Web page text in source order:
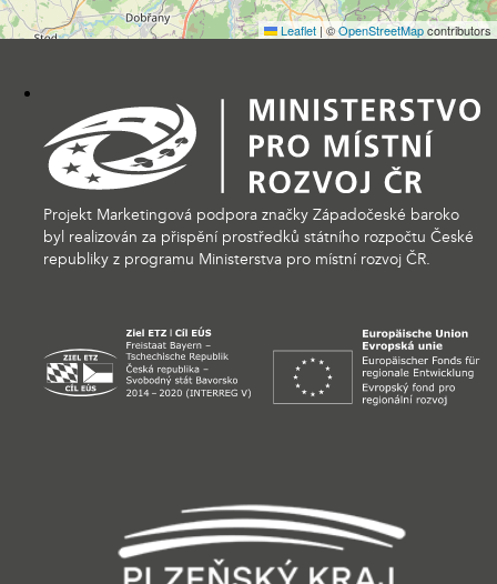
Leaflet |©OpenStreetMapcontributors
Projekt Marketingová podpora značky Západočeské baroko
byl realizován za přispění prostředků státního rozpočtu České
republiky z programu Ministerstva pro místní rozvoj ČR.